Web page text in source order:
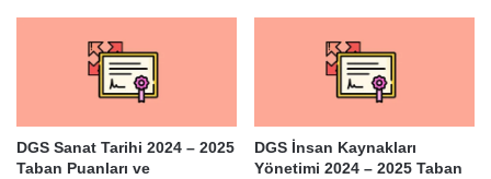
DGS Sanat Tarihi 2024 – 2025
Taban Puanları ve
DGS İnsan Kaynakları
Yönetimi 2024 – 2025 Taban